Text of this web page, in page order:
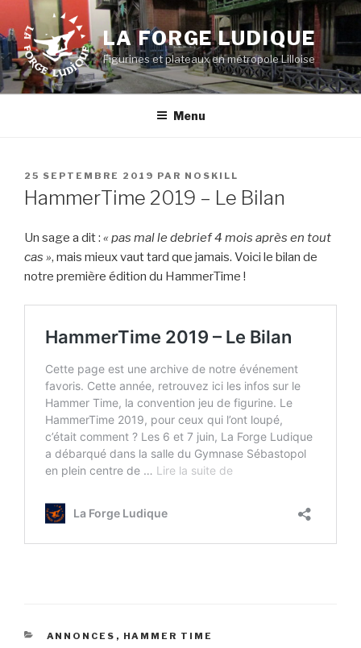
au
contenu
principal
LA FORGE LUDIQUE
Figurines et plateaux en métropole Lilloise
Menu
PUBLIÉ
LE
25 SEPTEMBRE 2019 PAR NOSKILL
HammerTime 2019 – Le Bilan
Un sage a dit : « pas mal le debrief 4 mois après en tout
cas », mais mieux vaut tard que jamais. Voici le bilan de
notre première édition du HammerTime !
CATÉGORIES
ANNONCES , HAMMER TIME